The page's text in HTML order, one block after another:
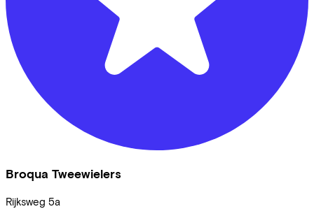
Broqua Tweewielers
Rijksweg 5a